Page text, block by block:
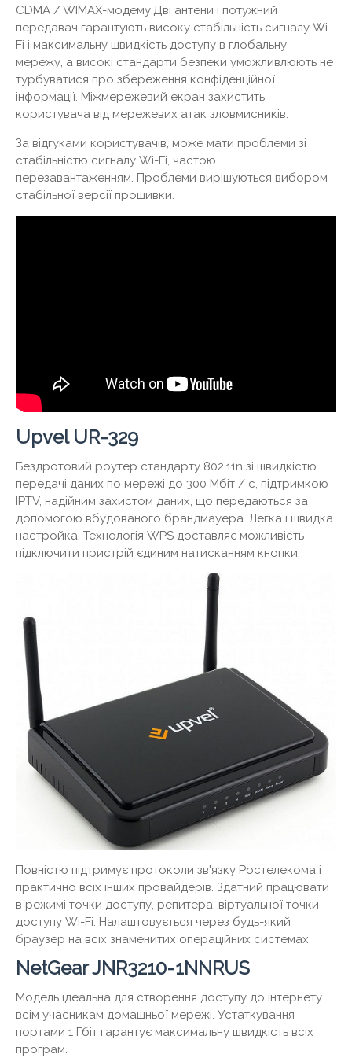
CDMA / WIMAX-модему.Дві антени і потужний
передавач гарантують високу стабільність сигналу Wi-
Fi і максимальну швидкість доступу в глобальну
мережу, а високі стандарти безпеки уможливлюють не
турбуватися про збереження конфіденційної
інформації. Міжмережевий екран захистить
користувача від мережевих атак зловмисників.
За відгуками користувачів, може мати проблеми зі
стабільністю сигналу Wi-Fi, частою
перезавантаженням. Проблеми вирішуються вибором
стабільної версії прошивки.
Upvel UR-329
Бездротовий роутер стандарту 802.11n зі швидкістю
передачі даних по мережі до 300 Мбіт / с, підтримкою
IPTV, надійним захистом даних, що передаються за
допомогою вбудованого брандмауера. Легка і швидка
настройка. Технологія WPS доставляє можливість
підключити пристрій єдиним натисканням кнопки.
Повністю підтримує протоколи зв'язку Ростелекома і
практично всіх інших провайдерів. Здатний працювати
в режимі точки доступу, репитера, віртуальної точки
доступу Wi-Fi. Налаштовується через будь-який
браузер на всіх знаменитих операційних системах.
NetGear JNR3210-1NNRUS
Модель ідеальна для створення доступу до інтернету
всім учасникам домашньої мережі. Устаткування
портами 1 Гбіт гарантує максимальну швидкість всіх
програм.